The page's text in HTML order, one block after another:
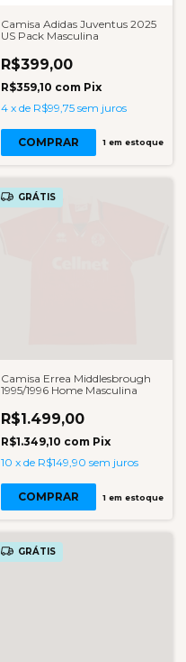
Camisa Adidas Juventus 2025
US Pack Masculina
R$399,00
R$359,10 com Pix
4 x de R$99,75 sem juros
COMPRAR 1 em estoque
GRÁTIS
Camisa Errea Middlesbrough
1995/1996 Home Masculina
R$1.499,00
R$1.349,10 com Pix
10 x de R$149,90 sem juros
COMPRAR 1 em estoque
GRÁTIS